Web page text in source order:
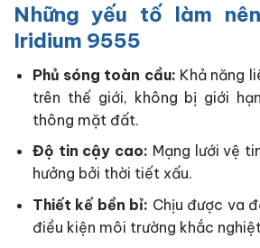
Những yếu tố làm
Iridium 9555
Phủ sóng toàn cầu: Khả năng
trên thế giới, không bị giới
thông mặt đất.
Độ tin cậy cao: Mạng lưới vệ
hưởng bởi thời tiết xấu.
Thiết kế bền bỉ: Chịu được va
điều kiện môi trường khắc